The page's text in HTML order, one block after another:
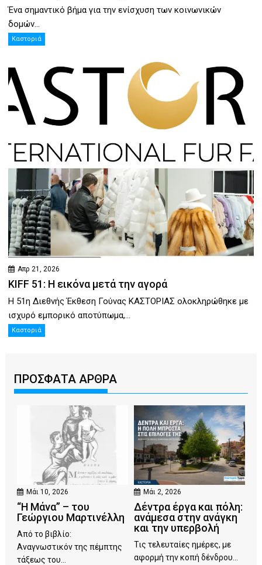
Ένα σημαντικό βήμα για την ενίσχυση των κοινωνικών
δομών...
Καστοριά
Απρ 21, 2026
KIFF 51: Η εικόνα μετά την αγορά
Η 51η Διεθνής Έκθεση Γούνας ΚΑΣΤΟΡΙΑΣ ολοκληρώθηκε με
ισχυρό εμπορικό αποτύπωμα,...
Καστοριά
ΠΡΟΣΦΑΤΑ ΑΡΘΡΑ
Μάι 10, 2026
“Η Μάνα” – του
Γεώργιου Μαρτινέλλη
Από το βιβλίο:
Αναγνωστικόν της πέμπτης
τάξεως του...
Μάι 2, 2026
Δέντρα έργα και πόλη:
ανάμεσα στην ανάγκη
και την υπερβολή
Τις τελευταίες ημέρες, με
αφορμή την κοπή δένδρου...